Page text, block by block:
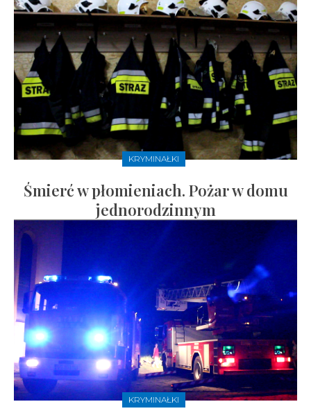
KRYMINAŁKI
Śmierć w płomieniach. Pożar w domu
jednorodzinnym
KRYMINAŁKI